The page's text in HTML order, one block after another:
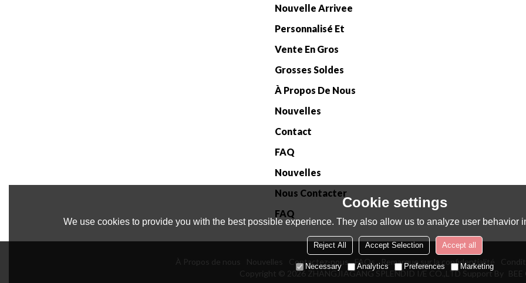
Nouvelle Arrivee
Personnalisé Et
Vente En Gros
Grosses Soldes
À Propos De Nous
Nouvelles
Contact
FAQ
Nouvelles
Nous Contacter
FAQ
À Propos de nous Nouvelles Contactez-nous FAQs Remarque sur la confidentialité
Copyright © 2026 ZHANGJIAGANG SPLENDID I/E CO.,LTD Support By
Cookie settings
We use cookies to provide you with the best possible experience. They also allow us to analyze user behavior
Reject All Accept Selection Accept all
Necessary Analytics Preferences Marketing